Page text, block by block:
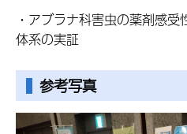
・アブラナ科害虫の薬剤感
体系の実証
参考写真